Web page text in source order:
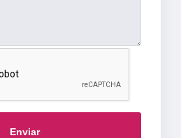
Enviar